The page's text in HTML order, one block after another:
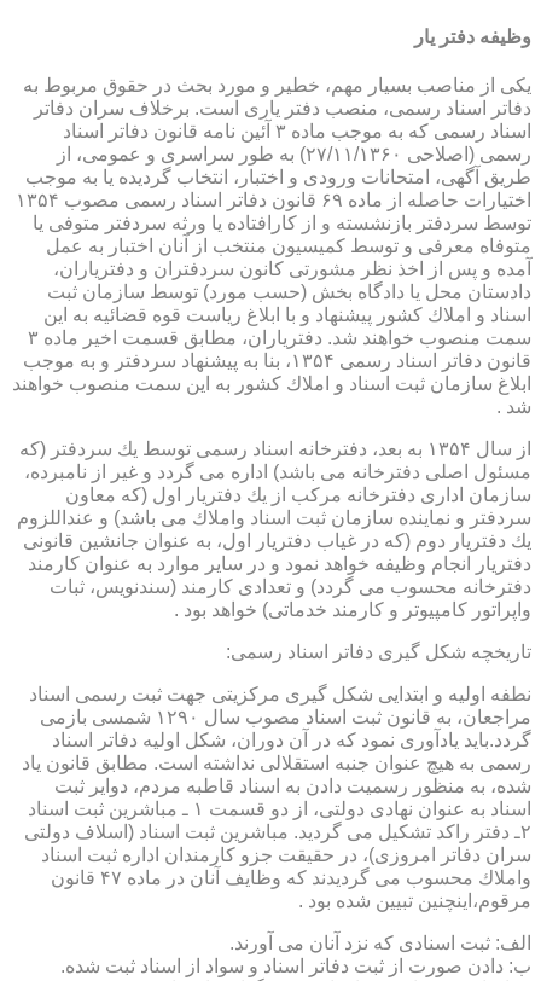
وظیفه دفتر یار
یكی از مناصب بسیار مهم، خطیر و مورد بحث در حقوق مربوط به
دفاتر اسناد رسمی، منصب دفتر یاری است. برخلاف سران دفاتر
اسناد رسمی كه به موجب ماده ۳ آئین نامه قانون دفاتر اسناد
رسمی (اصلاحی ۲۷/۱۱/۱۳۶۰) به طور سراسری و عمومی، از
طریق آگهی، امتحانات ورودی و اختبار، انتخاب گردیده یا به موجب
اختیارات حاصله از ماده ۶۹ قانون دفاتر اسناد رسمی مصوب ۱۳۵۴
توسط سردفتر بازنشسته و از كارافتاده یا ورثه سردفتر متوفی یا
متوفاه معرفی و توسط كمیسیون منتخب از آنان اختبار به عمل
آمده و پس از اخذ نظر مشورتی كانون سردفتران و دفتریاران،
دادستان محل یا دادگاه بخش (حسب مورد) توسط سازمان ثبت
اسناد و املاك كشور پیشنهاد و با ابلاغ ریاست قوه قضائیه به این
سمت منصوب خواهند شد. دفتریاران، مطابق قسمت اخیر ماده ۳
قانون دفاتر اسناد رسمی ۱۳۵۴، بنا به پیشنهاد سردفتر و به موجب
ابلاغ سازمان ثبت اسناد و املاك كشور به این سمت منصوب خواهند
شد .
از سال ۱۳۵۴ به بعد، دفترخانه اسناد رسمی توسط یك سردفتر (كه
مسئول اصلی دفترخانه می باشد) اداره می گردد و غیر از نامبرده،
سازمان اداری دفترخانه مركب از یك دفتریار اول (كه معاون
سردفتر و نماینده سازمان ثبت اسناد واملاك می باشد) و عنداللزوم
یك دفتریار دوم (كه در غیاب دفتریار اول، به عنوان جانشین قانونی
دفتریار انجام وظیفه خواهد نمود و در سایر موارد به عنوان كارمند
دفترخانه محسوب می گردد) و تعدادی كارمند (سندنویس، ثبات
واپراتور كامپیوتر و كارمند خدماتی) خواهد بود .
تاریخچه شكل گیری دفاتر اسناد رسمی:
نطفه اولیه و ابتدایی شكل گیری مركزیتی جهت ثبت رسمی اسناد
مراجعان، به قانون ثبت اسناد مصوب سال ۱۲۹۰ شمسی بازمی
گردد.باید یادآوری نمود كه در آن دوران، شكل اولیه دفاتر اسناد
رسمی به هیچ عنوان جنبه استقلالی نداشته است. مطابق قانون یاد
شده، به منظور رسمیت دادن به اسناد قاطبه مردم، دوایر ثبت
اسناد به عنوان نهادی دولتی، از دو قسمت ۱ ـ مباشرین ثبت اسناد
۲ـ دفتر راكد تشكیل می گردید. مباشرین ثبت اسناد (اسلاف دولتی
سران دفاتر امروزی)، در حقیقت جزو كارمندان اداره ثبت اسناد
واملاك محسوب می گردیدند كه وظایف آنان در ماده ۴۷ قانون
مرقوم،اینچنین تبیین شده بود .
الف: ثبت اسنادی كه نزد آنان می آورند.
ب: دادن صورت از ثبت دفاتر اسناد و سواد از اسناد ثبت شده.